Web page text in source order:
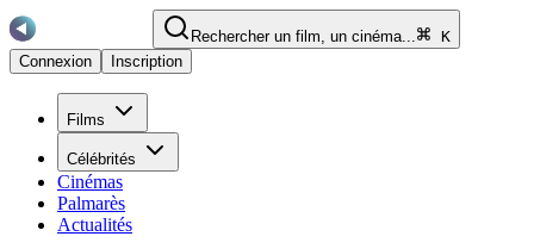
Rechercher un film, un cinéma...
K
Connexion
Inscription
Films
Célébrités
Cinémas
Palmarès
Actualités